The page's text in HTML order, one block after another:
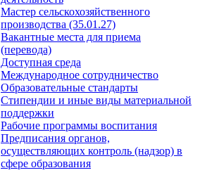
Мастер сельскохозяйственного
производства (35.01.27)
Вакантные места для приема
(перевода)
Доступная среда
Международное сотрудничество
Образовательные стандарты
Стипендии и иные виды материальной
поддержки
Рабочие программы воспитания
Предписания органов,
осуществляющих контроль (надзор) в
сфере образования